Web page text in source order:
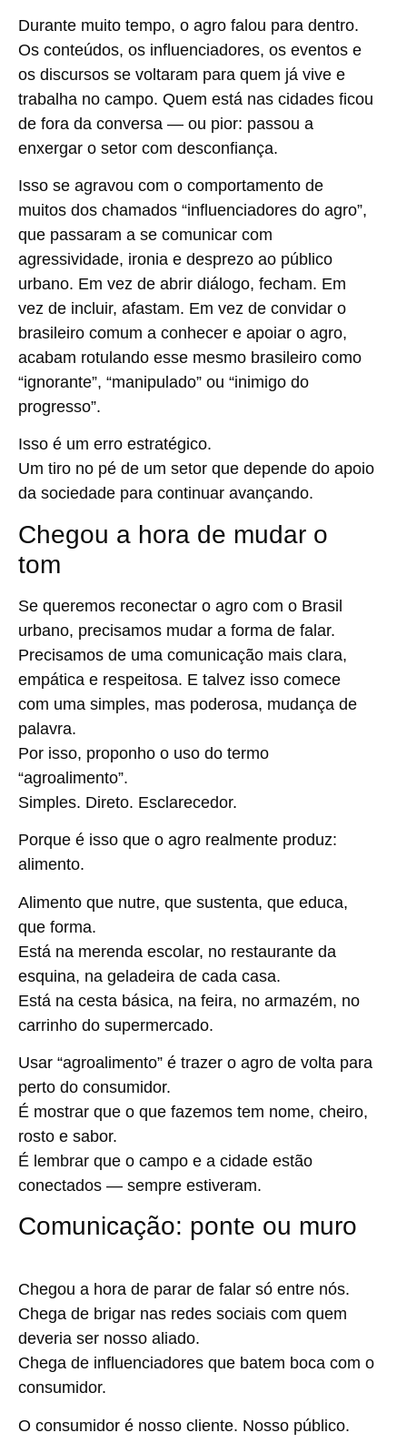
Durante muito tempo, o agro falou para dentro.
Os conteúdos, os influenciadores, os eventos e
os discursos se voltaram para quem já vive e
trabalha no campo. Quem está nas cidades ficou
de fora da conversa — ou pior: passou a
enxergar o setor com desconfiança.
Isso se agravou com o comportamento de
muitos dos chamados “influenciadores do agro”,
que passaram a se comunicar com
agressividade, ironia e desprezo ao público
urbano. Em vez de abrir diálogo, fecham. Em
vez de incluir, afastam. Em vez de convidar o
brasileiro comum a conhecer e apoiar o agro,
acabam rotulando esse mesmo brasileiro como
“ignorante”, “manipulado” ou “inimigo do
progresso”.
Isso é um erro estratégico.
Um tiro no pé de um setor que depende do apoio
da sociedade para continuar avançando.
Chegou a hora de mudar o
tom
Se queremos reconectar o agro com o Brasil
urbano, precisamos mudar a forma de falar.
Precisamos de uma comunicação mais clara,
empática e respeitosa. E talvez isso comece
com uma simples, mas poderosa, mudança de
palavra.
Por isso, proponho o uso do termo
“agroalimento”.
Simples. Direto. Esclarecedor.
Porque é isso que o agro realmente produz:
alimento.
Alimento que nutre, que sustenta, que educa,
que forma.
Está na merenda escolar, no restaurante da
esquina, na geladeira de cada casa.
Está na cesta básica, na feira, no armazém, no
carrinho do supermercado.
Usar “agroalimento” é trazer o agro de volta para
perto do consumidor.
É mostrar que o que fazemos tem nome, cheiro,
rosto e sabor.
É lembrar que o campo e a cidade estão
conectados — sempre estiveram.
Comunicação: ponte ou muro
Chegou a hora de parar de falar só entre nós.
Chega de brigar nas redes sociais com quem
deveria ser nosso aliado.
Chega de influenciadores que batem boca com o
consumidor.
O consumidor é nosso cliente. Nosso público.